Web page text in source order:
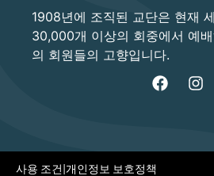
1908년에 조직된 교단은 현재
30,000개 이상의 회중에서 예
의 회원들의 고향입니다.
사용 조건|개인정보 보호정책